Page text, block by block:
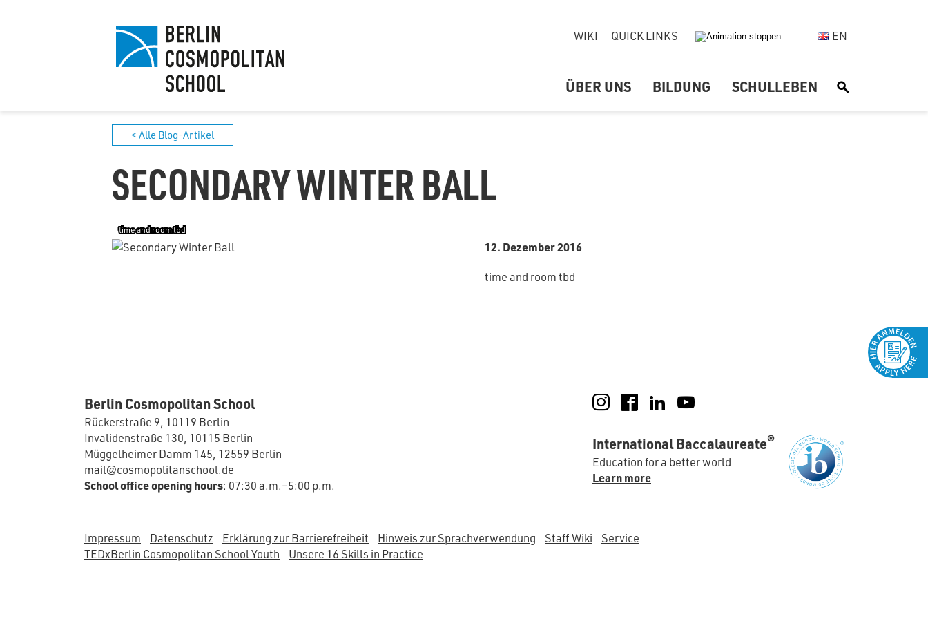
WIKI QUICK LINKS EN
ÜBER UNS BILDUNG SCHULLEBEN S
< Alle Blog-Artikel
SECONDARY WINTER BALL
time and room tbd
12. Dezember 2016
time and room tbd
Berlin Cosmopolitan School
Rückerstraße 9, 10119 Berlin
Invalidenstraße 130, 10115 Berlin
Müggelheimer Damm 145, 12559 Berlin
mail@cosmopolitanschool.de
School office opening hours: 07:30 a.m.–5:00 p.m.
Instagram
FacebookLinkedIn
International Baccalaureate®
Education for a better world
Learn more
Impressum Datenschutz Erklärung zur Barrierefreiheit Hinweis zur Sprachverwendung Staff Wiki
Service
TEDxBerlin Cosmopolitan School Youth
Unsere 16 Skills in Practice